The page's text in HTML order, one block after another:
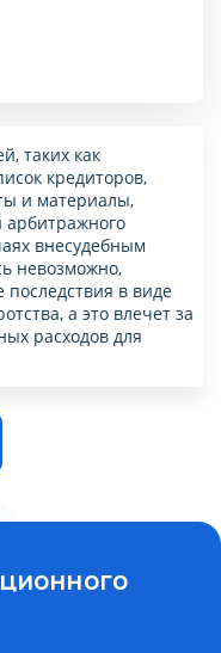
таких как
кредиторов,
и материалы,
арбитражного
внесудебным
невозможно,
последствия в виде
а это влечет за
расходов для